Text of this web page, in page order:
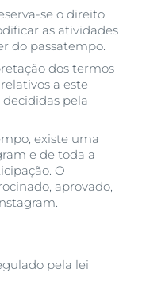
se o direito
as atividades
do passatempo.
dos termos
a este
decididas pela
existe uma
e de toda a
O
aprovado,
pela lei